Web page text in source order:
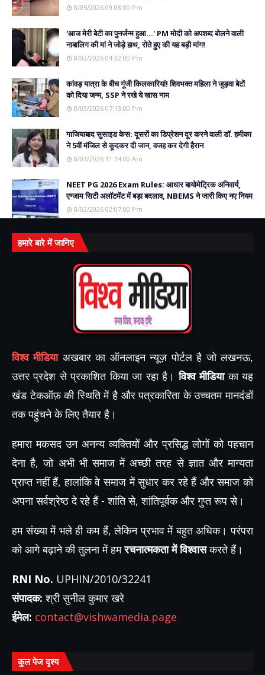
8/05/2026 09:08:00 Pm
'आज मेरी बेटी का पुनर्जन्म हुआ...' PM मोदी को अपशब्द बोलने वाली
नाबालिग की मां ने जोड़े हाथ, रोते हुए की यह बड़ी मांग!
8/02/2026 04:32:00 Pm
कांवड़ यात्रा के बीच गूंजी किलकारियां! शिवभक्त महिला ने जुड़वा बेटों
को दिया जन्म, SSP ने रखे ये खास नाम
8/03/2026 07:13:00 Pm
गाजियाबाद सुसाइड केस: दूसरों का डिप्रेशन दूर करने वाली डॉ. हमीका
ने 5वीं मंजिल से कूदकर दी जान, वजह कर देगी हैरान
8/03/2026 11:14:00 Am
NEET PG 2026 Exam Rules: आधार बायोमेट्रिक अनिवार्य,
एग्जाम सिटी अलॉटमेंट में बड़ा बदलाव, NBEMS ने जारी किए नए नियम
8/02/2026 02:07:00 Pm
हमारे बारे में जानिए
विश्व मीडियाअखबार का ऑनलाइन न्यूज़ पोर्टल है जो लखनऊ,
उत्तर प्रदेश से प्रकाशित किया जा रहा है।विश्व मीडियाका यह
खंड टेकऑफ़ की स्थिति में है और पत्रकारिता के उच्चतम मानदंडों
तक पहुंचने के लिए तैयार है।
हमारा मकसद उन अनन्य व्यक्तियों और प्रसिद्ध लोगों को पहचान
देना है, जो अभी भी समाज में अच्छी तरह से ज्ञात और मान्यता
प्राप्त नहीं हैं, हालांकि वे समाज में सुधार कर रहे हैं और समाज को
अपना सर्वश्रेष्ठ दे रहे हैं - शांति से, शांतिपूर्वक और गुप्त रूप से।
हम संख्या में भले ही कम हैं, लेकिन प्रभाव में बहुत अधिक। परंपरा
को आगे बढ़ाने की तुलना में हमरचनात्मकता में विश्वासकरते हैं।
RNI No. UPHIN/2010/32241
संपादक: श्री सुनील कुमार खरे
ईमेल: contact@vishwamedia.page
कुल पेज दृश्य